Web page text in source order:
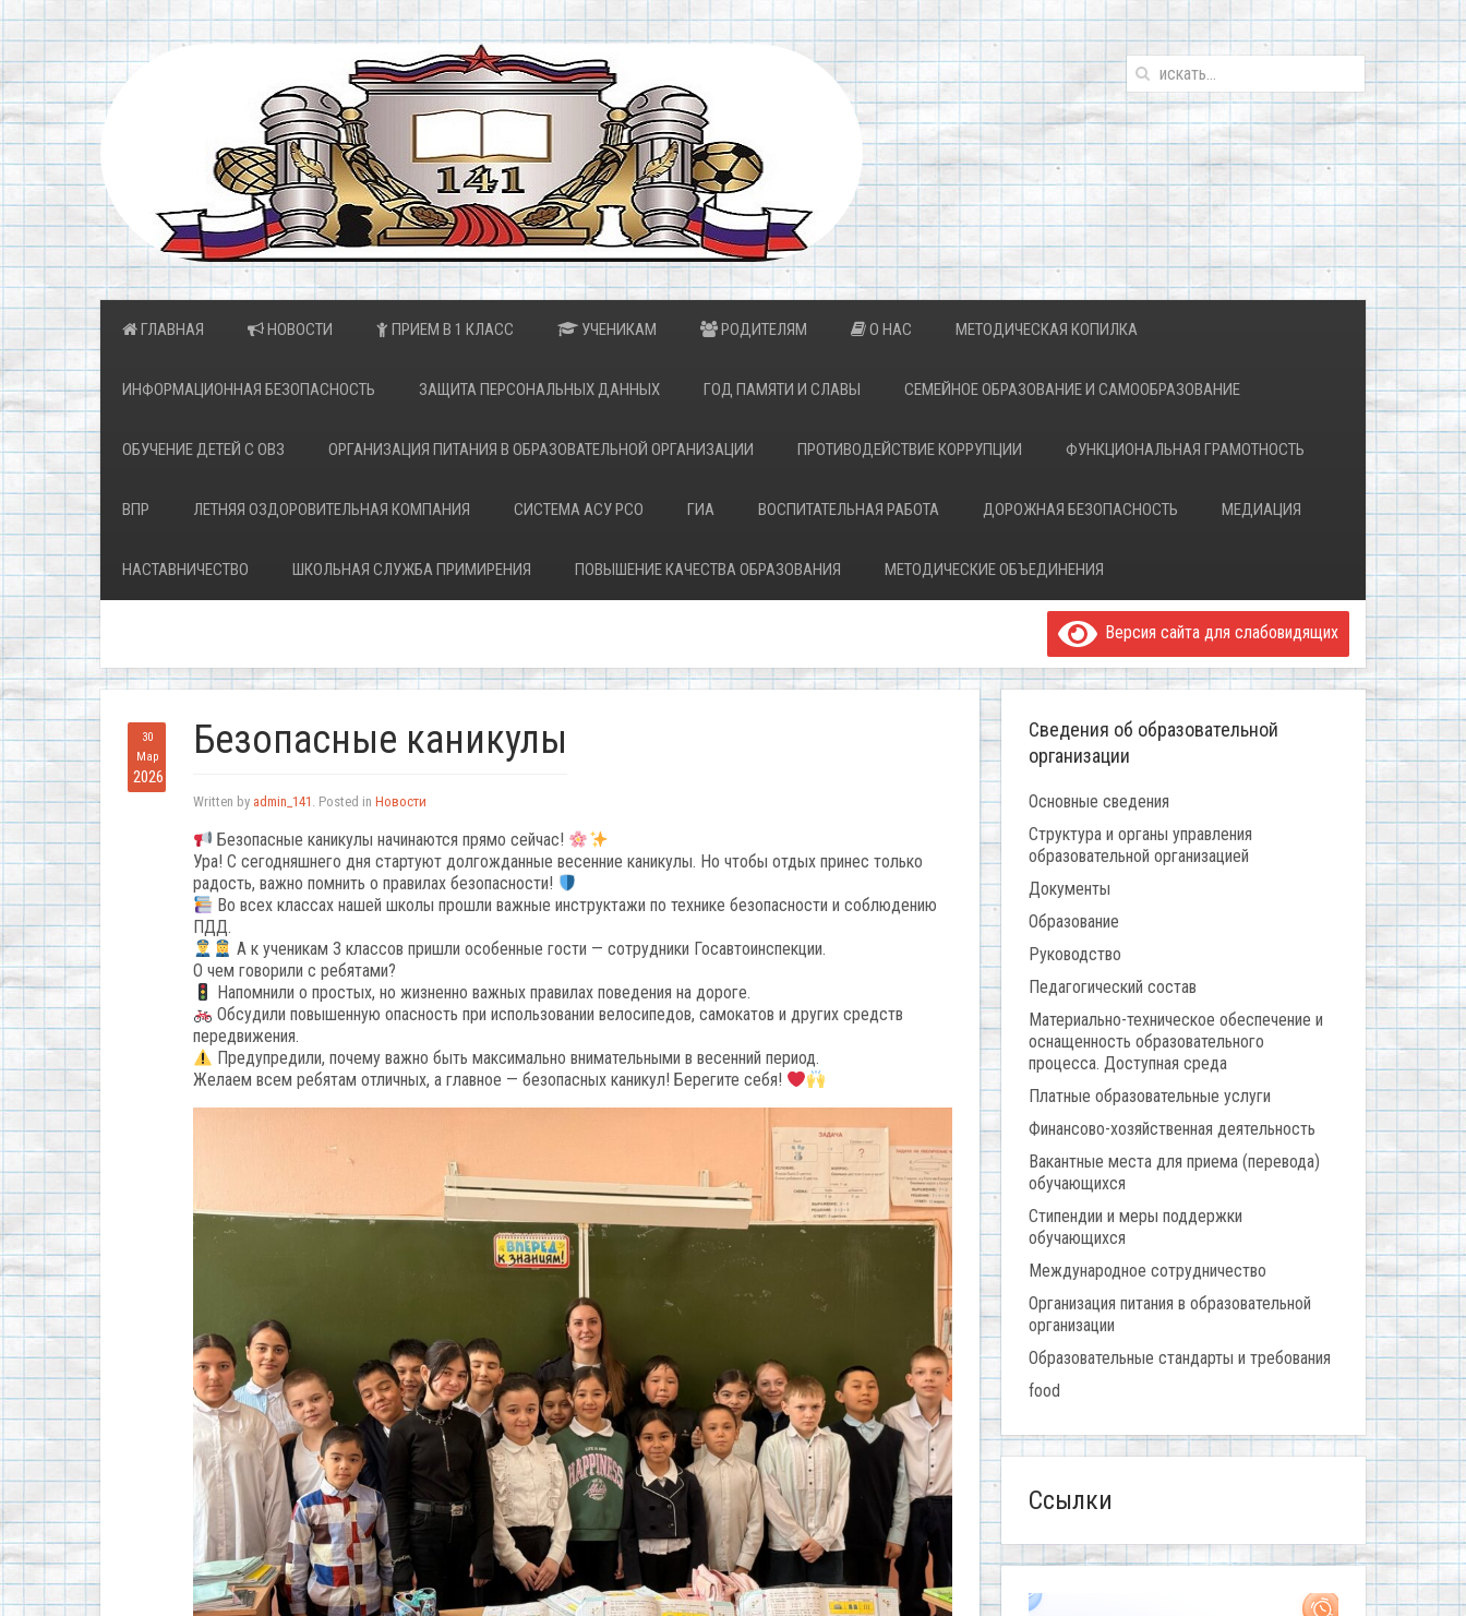
ГЛАВНАЯ НОВОСТИ ПРИЕМ В 1 КЛАСС УЧЕНИКАМ РОДИТЕЛЯМ О НАС МЕТОДИЧЕСКАЯ КОПИЛКА
ИНФОРМАЦИОННАЯ БЕЗОПАСНОСТЬ ЗАЩИТА ПЕРСОНАЛЬНЫХ ДАННЫХ ГОД ПАМЯТИ И СЛАВЫ СЕМЕЙНОЕ ОБРАЗОВАНИЕ И САМООБРАЗОВАНИЕ
ОБУЧЕНИЕ ДЕТЕЙ С ОВЗ ОРГАНИЗАЦИЯ ПИТАНИЯ В ОБРАЗОВАТЕЛЬНОЙ ОРГАНИЗАЦИИ ПРОТИВОДЕЙСТВИЕ КОРРУПЦИИ ФУНКЦИОНАЛЬНАЯ ГРАМОТНОСТЬ
ВПР ЛЕТНЯЯ ОЗДОРОВИТЕЛЬНАЯ КОМПАНИЯ СИСТЕМА АСУ РСО ГИА ВОСПИТАТЕЛЬНАЯ РАБОТА ДОРОЖНАЯ БЕЗОПАСНОСТЬ МЕДИАЦИЯ
НАСТАВНИЧЕСТВО ШКОЛЬНАЯ СЛУЖБА ПРИМИРЕНИЯ ПОВЫШЕНИЕ КАЧЕСТВА ОБРАЗОВАНИЯ МЕТОДИЧЕСКИЕ ОБЪЕДИНЕНИЯ
Версия сайта для слабовидящих
30
Мар
2026
Безопасные каникулы
Written by admin_141 . Posted in Новости
Безопасные каникулы начинаются прямо сейчас!
Ура! С сегодняшнего дня стартуют долгожданные весенние каникулы. Но чтобы отдых принес только
радость, важно помнить о правилах безопасности!
Во всех классах нашей школы прошли важные инструктажи по технике безопасности и соблюдению
ПДД.
А к ученикам 3 классов пришли особенные гости — сотрудники Госавтоинспекции.
О чем говорили с ребятами?
Напомнили о простых, но жизненно важных правилах поведения на дороге.
Обсудили повышенную опасность при использовании велосипедов, самокатов и других средств
передвижения.
Предупредили, почему важно быть максимально внимательными в весенний период.
Желаем всем ребятам отличных, а главное — безопасных каникул! Берегите себя!
Сведения об образовательной
организации
Основные сведения
Структура и органы управления
образовательной организацией
Документы
Образование
Руководство
Педагогический состав
Материально-техническое обеспечение и
оснащенность образовательного
процесса. Доступная среда
Платные образовательные услуги
Финансово-хозяйственная деятельность
Вакантные места для приема (перевода)
обучающихся
Стипендии и меры поддержки
обучающихся
Международное сотрудничество
Организация питания в образовательной
организации
Образовательные стандарты и требования
food
Ссылки